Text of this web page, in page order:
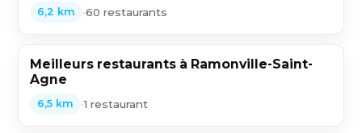
6,2 km •60 restaurants
Meilleurs restaurants à Ramonville-Saint-
Agne
6,5 km •1 restaurant